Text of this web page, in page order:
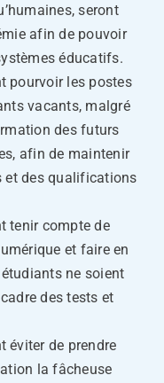
seront
afin de pouvoir
éducatifs.
pourvoir les postes
vacants, malgré
des futurs
afin de maintenir
et des qualifications
tenir compte de
et faire en
ne soient
des tests et
éviter de prendre
la fâcheuse